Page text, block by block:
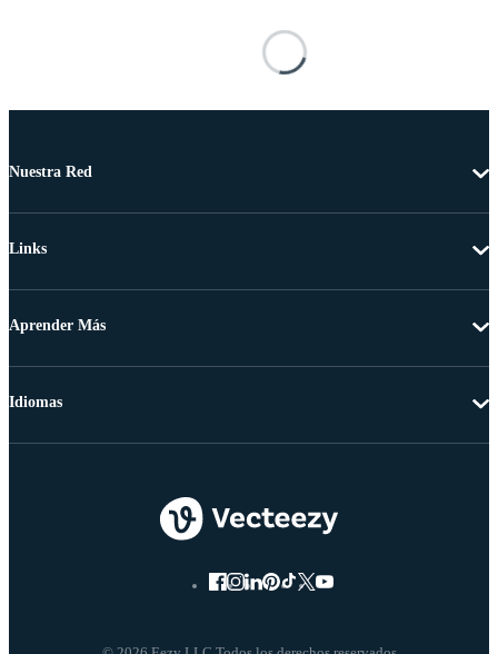
Nuestra Red
Links
Aprender Más
Idiomas